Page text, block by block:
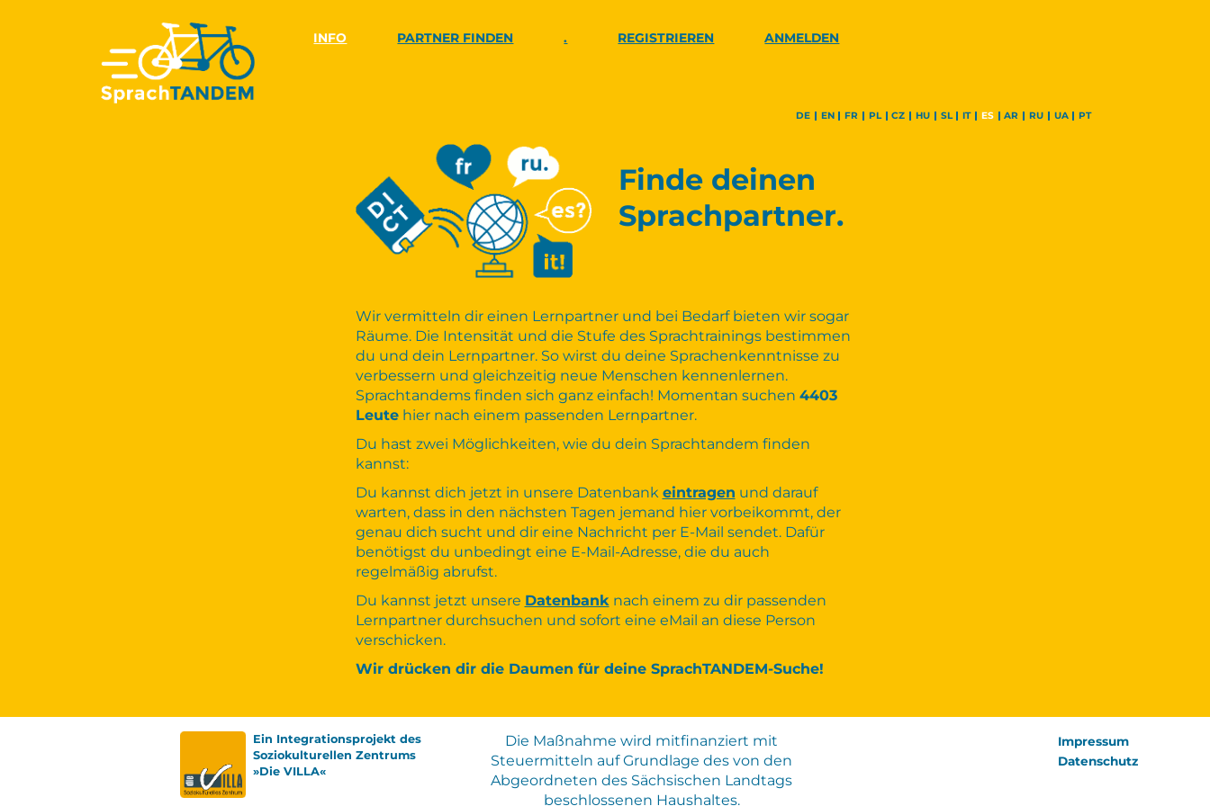
INFO PARTNER FINDEN . REGISTRIEREN ANMELDEN
DE EN FR PL CZ HU SL IT ES AR RU UA PT
Finde deinen
Sprachpartner.
Wir vermitteln dir einen Lernpartner und bei Bedarf bieten wir sogar
Räume. Die Intensität und die Stufe des Sprachtrainings bestimmen
du und dein Lernpartner. So wirst du deine Sprachenkenntnisse zu
verbessern und gleichzeitig neue Menschen kennenlernen.
Sprachtandems finden sich ganz einfach! Momentan suchen 4403
Leutehier nach einem passenden Lernpartner.
Du hast zwei Möglichkeiten, wie du dein Sprachtandem finden
kannst:
Du kannst dich jetzt in unsere Datenbank eintragen und darauf
warten, dass in den nächsten Tagen jemand hier vorbeikommt, der
genau dich sucht und dir eine Nachricht per E-Mail sendet. Dafür
benötigst du unbedingt eine E-Mail-Adresse, die du auch
regelmäßig abrufst.
Du kannst jetzt unsere Datenbanknach einem zu dir passenden
Lernpartner durchsuchen und sofort eine eMail an diese Person
verschicken.
Wir drücken dir die Daumen für deine SprachTANDEM-Suche!
Ein Integrationsprojekt des
Soziokulturellen Zentrums
»Die VILLA«
Die Maßnahme wird mitfinanziert mit
Steuermitteln auf Grundlage des von den
Abgeordneten des Sächsischen Landtags
beschlossenen Haushaltes.
Impressum
Datenschutz